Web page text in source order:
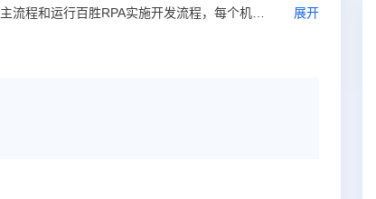
程和运行百胜RPA实施开发流程，每个机器
展开